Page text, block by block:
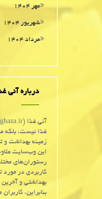
مهر ۱۴۰۴
شهریور ۱۴۰۴
مرداد ۱۴۰۴
درباره آنی
غذا نیست، بلکه
زمینه بهداشت و
این وب‌سایت
رستوران‌های
کاربردی در مورد
بهداشتی و آخرین
بنابراین،